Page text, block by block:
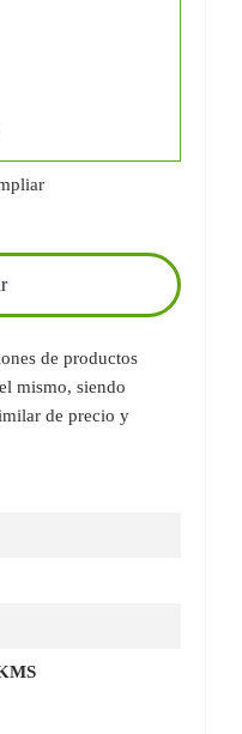
de productos
mismo, siendo
de precio y